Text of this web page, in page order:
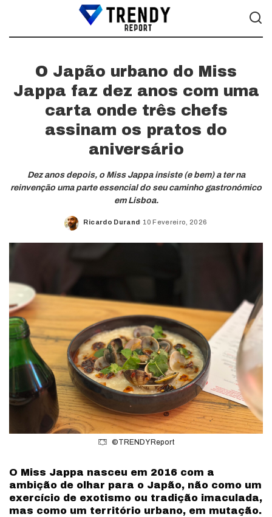
O Japão urbano do Miss
Jappa faz dez anos com uma
carta onde três chefs
assinam os pratos do
aniversário
Dez anos depois, o Miss Jappa insiste (e bem) a ter na
reinvenção uma parte essencial do seu caminho gastronómico
em Lisboa.
Posted
Ricardo Durand 10 Fevereiro, 2026
©TRENDY Report
O Miss Jappa nasceu em 2016 com a
ambição de olhar para o Japão, não como um
exercício de exotismo ou tradição imaculada,
mas como um território urbano, em mutação.